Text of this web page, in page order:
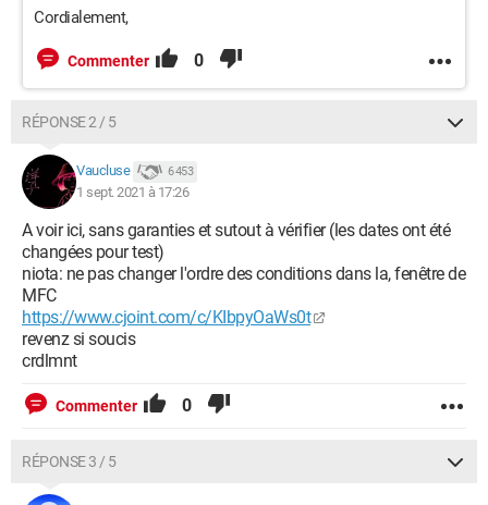
Cordialement,
Commenter 0
RÉPONSE 2 / 5
Vaucluse 6 453
1 sept. 2021 à 17:26
A voir ici, sans garanties et sutout à vérifier (les dates ont été
changées pour test)
niota: ne pas changer l'ordre des conditions dans la, fenêtre de
MFC
https://www.cjoint.com/c/KIbpyOaWs0t
revenz si soucis
crdlmnt
Commenter 0
RÉPONSE 3 / 5